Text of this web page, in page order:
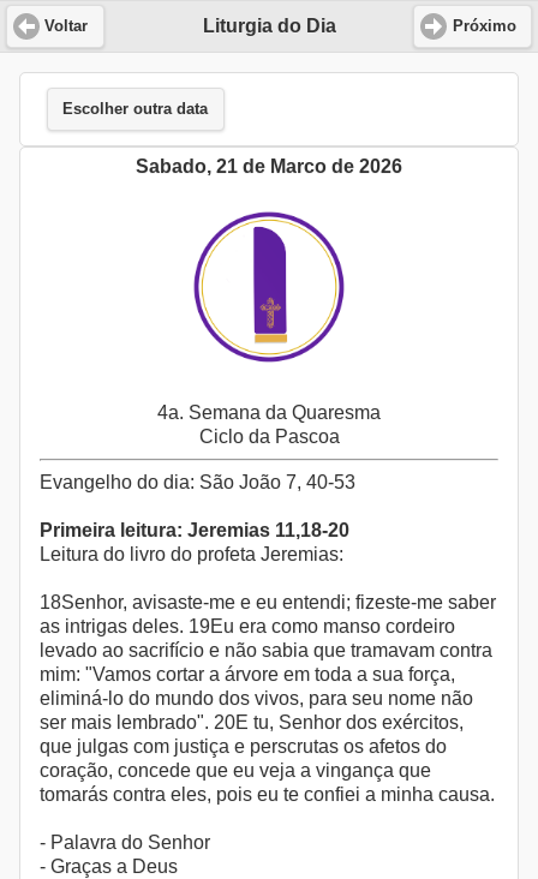
Liturgia do Dia
Voltar Próximo
Escolher outra data
Sabado, 21 de Marco de 2026
4a. Semana da Quaresma
Ciclo da Pascoa
Evangelho do dia: São João 7, 40-53
Primeira leitura: Jeremias 11,18-20
Leitura do livro do profeta Jeremias:
18Senhor, avisaste-me e eu entendi; fizeste-me saber
as intrigas deles. 19Eu era como manso cordeiro
levado ao sacrifício e não sabia que tramavam contra
mim: "Vamos cortar a árvore em toda a sua força,
eliminá-lo do mundo dos vivos, para seu nome não
ser mais lembrado". 20E tu, Senhor dos exércitos,
que julgas com justiça e perscrutas os afetos do
coração, concede que eu veja a vingança que
tomarás contra eles, pois eu te confiei a minha causa.
- Palavra do Senhor
- Graças a Deus